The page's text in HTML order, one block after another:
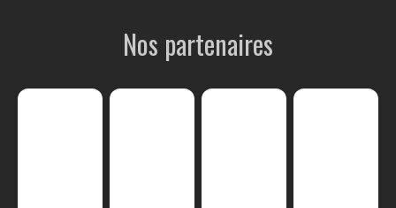
Nos partenaires